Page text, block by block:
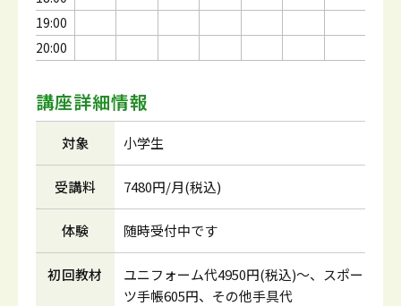
19:00
20:00
講座詳細情報
対象 小学生
受講料 7480円/月(税込)
体験 随時受付中です
初回教材
ユニフォーム代4950円(税込)～、スポー
ツ手帳605円、その他手具代